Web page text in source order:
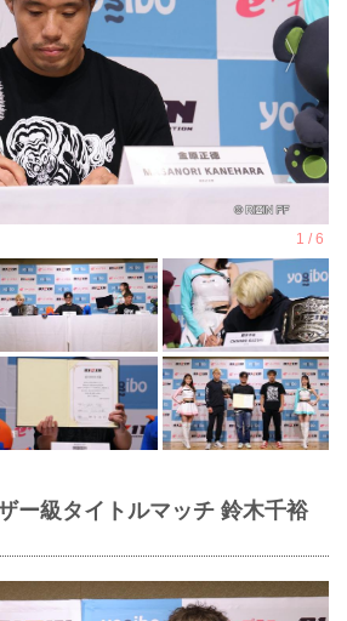
ー級タイトルマッチ 鈴木千裕